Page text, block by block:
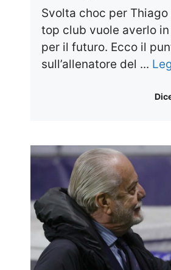
Svolta choc per
top club vuole averlo
per il futuro. Ecco il
sull’allenatore del ...